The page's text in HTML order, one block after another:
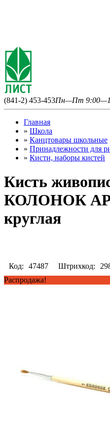
(841-2) 453-453Пн—Пт
Главная
» Школа
» Канцтовары школьные
» Принадлежности для
» Кисти, наборы кистей
Кисть
КОЛОНОК
круглая
Код: 47487 Штрихкод:
Распродажа!